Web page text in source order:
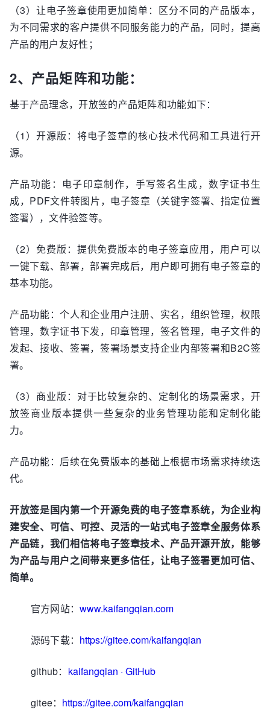
（3）让电子签章使用更加简单：区分不同的产品版本，
为不同需求的客户提供不同服务能力的产品，同时，提高
产品的用户友好性；
2、产品矩阵和功能：
基于产品理念，开放签的产品矩阵和功能如下：
（1）开源版：将电子签章的核心技术代码和工具进行开
源。
产品功能：电子印章制作，手写签名生成，数字证书生
成，PDF文件转图片，电子签章（关键字签署、指定位置
签署），文件验签等。
（2）免费版：提供免费版本的电子签章应用，用户可以
一键下载、部署，部署完成后，用户即可拥有电子签章的
基本功能。
产品功能：个人和企业用户注册、实名，组织管理，权限
管理，数字证书下发，印章管理，签名管理，电子文件的
发起、接收、签署，签署场景支持企业内部签署和B2C签
署。
（3）商业版：对于比较复杂的、定制化的场景需求，开
放签商业版本提供一些复杂的业务管理功能和定制化能
力。
产品功能：后续在免费版本的基础上根据市场需求持续迭
代。
开放签是国内第一个开源免费的电子签章系统，为企业构
建安全、可信、可控、灵活的一站式电子签章全服务体系
产品链，我们相信将电子签章技术、产品开源开放，能够
为产品与用户之间带来更多信任，让电子签署更加可信、
简单。
官方网站：www.kaifangqian.com
源码下载： https://gitee.com/kaifangqian
github： kaifangqian · GitHub
gitee： https://gitee.com/kaifangqian